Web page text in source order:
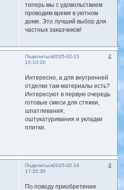
теперь мы с удовольствием
проводим время в уютном
доме. Это лучший выбор для
частных заказчиков!
Поделиться 2
2025-02-15
15:10:20
Интересно, а для внутренней
отделки там материалы есть?
Интересуют в первую очередь
готовые смеси для стяжки,
шпатлевания,
оштукатуривания и укладки
плитки.
Поделиться 3
2025-02-16
17:25:30
По поводу приобретения